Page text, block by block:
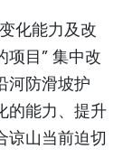
化能力及改
项目” 集中改
河防滑坡护
的能力、提升
谅山当前迫切